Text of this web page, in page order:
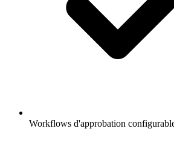
Workflows d'approbation